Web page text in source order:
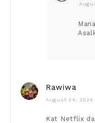
Rawiwa
August 24, 2025
Kat Netflix